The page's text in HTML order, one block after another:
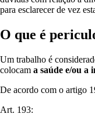
para esclarecer de vez
O que é
Um trabalho é
colocam a saúde e/ou a
De acordo com o artigo
Art. 193: